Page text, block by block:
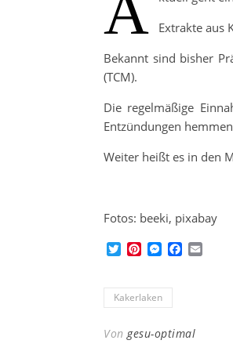
Extrakte aus
Bekannt sind bisher
(TCM).
Die regelmäßige
Entzündungen
Weiter heißt es in den
Fotos: beeki, pixabay
TwitterPinterest
Messenger
Facebook
Kakerlaken
Vongesu-optimal